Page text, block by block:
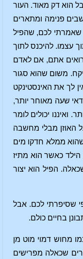
הוא דק מאוד. העור
פנימה ומתארים
שאמרתי לכם, שהפיל
עצמו. להיכנס לתוך
רואים אתם, אם לאדם
משום שהוא סגור
לך את האינסטינקט
שעה מאוחר יותר,
יכולים לומר
האוזן מבלי מחשבה
ממלא חדקו מים
כאשר הוא מתיז
הפיל הוא יצור
שסיפרתי לכם. אבל
בחיים כולם.
זו יכולה לשלוח משהו כמו מחוש דמוי מוט מן
שכאלה מפרישים